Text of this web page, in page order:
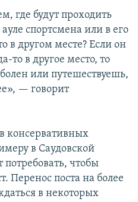
где будут проходить
спортсмена или в его
в другом месте? Если он
то в другое место, то
или путешествуешь,
— говорит
консервативных
в Саудовской
чтобы
Перенос поста на более
в некоторых